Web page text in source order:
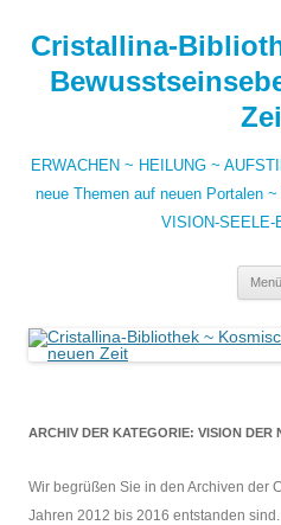
springen
Cristallina-
ERWACHEN ~ HEILUNG ~
neue Themen auf neuen Portalen
VISION-SEELE-
Menü
ARCHIV DER KATEGORIE: VISION DER
Wir begrüßen Sie in den Archiven der
Jahren 2012 bis 2016 entstanden